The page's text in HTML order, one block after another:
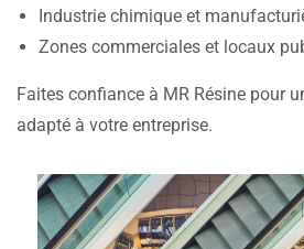
Industrie chimique et
Zones commerciales et locaux
Faites confiance à MR Résine pour
adapté à votre entreprise.